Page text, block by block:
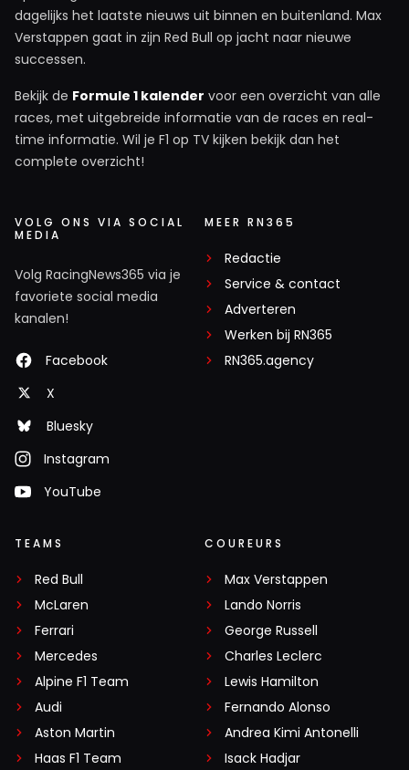
dagelijks het laatste nieuws uit binnen en buitenland. Max
Verstappen gaat in zijn Red Bull op jacht naar nieuwe
successen.
Bekijk de Formule 1 kalender voor een overzicht van alle
races, met uitgebreide informatie van de races en real-
time informatie. Wil je F1 op TV kijken bekijk dan het
complete overzicht!
VOLG ONS VIA SOCIAL
MEDIA
Volg RacingNews365 via je
favoriete social media
kanalen!
Facebook
X
Bluesky
Instagram
YouTube
MEER RN365
Redactie
Service & contact
Adverteren
Werken bij RN365
RN365.agency
TEAMS
Red Bull
McLaren
Ferrari
Mercedes
Alpine F1 Team
Audi
Aston Martin
Haas F1 Team
COUREURS
Max Verstappen
Lando Norris
George Russell
Charles Leclerc
Lewis Hamilton
Fernando Alonso
Andrea Kimi Antonelli
Isack Hadjar